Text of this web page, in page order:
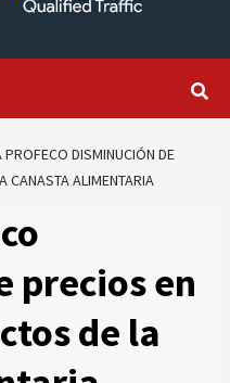
PROFECO DISMINUCIÓN DE
CANASTA ALIMENTARIA
precios en
de la